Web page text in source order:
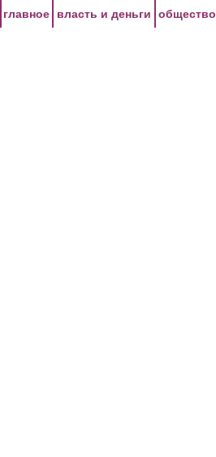
главное власть и деньги общество